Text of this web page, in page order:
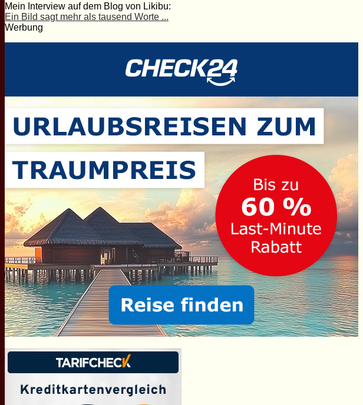
Mein Interview auf dem Blog von Likibu:
Ein Bild sagt mehr als tausend Worte ...
Werbung